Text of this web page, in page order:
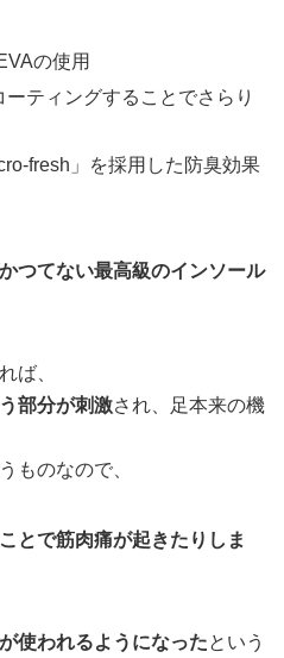
の使用
ーティングすることでさらり
fresh」を採用した防臭効果
つてない最高級のインソール
ば、
部分が刺激され、足本来の機
ものなので、
とで筋肉痛が起きたりしま
使われるようになったという